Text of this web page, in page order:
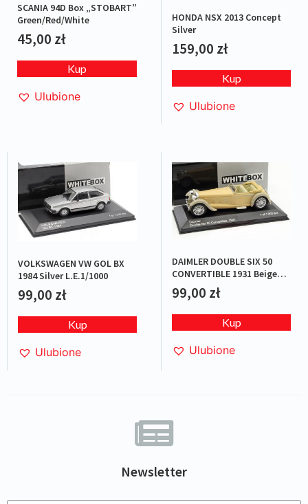
Newsletter
SCANIA 94D Box „STOBART”
Green/Red/White
45,00 zł
Kup
Ulubione
HONDA NSX 2013 Concept
Silver
159,00 zł
Kup
Ulubione
VOLKSWAGEN VW GOL BX
1984 Silver L.E.1/1000
99,00 zł
Kup
Ulubione
DAIMLER DOUBLE SIX 50
CONVERTIBLE 1931 Beige
L.E.1/1000
99,00 zł
Kup
Ulubione